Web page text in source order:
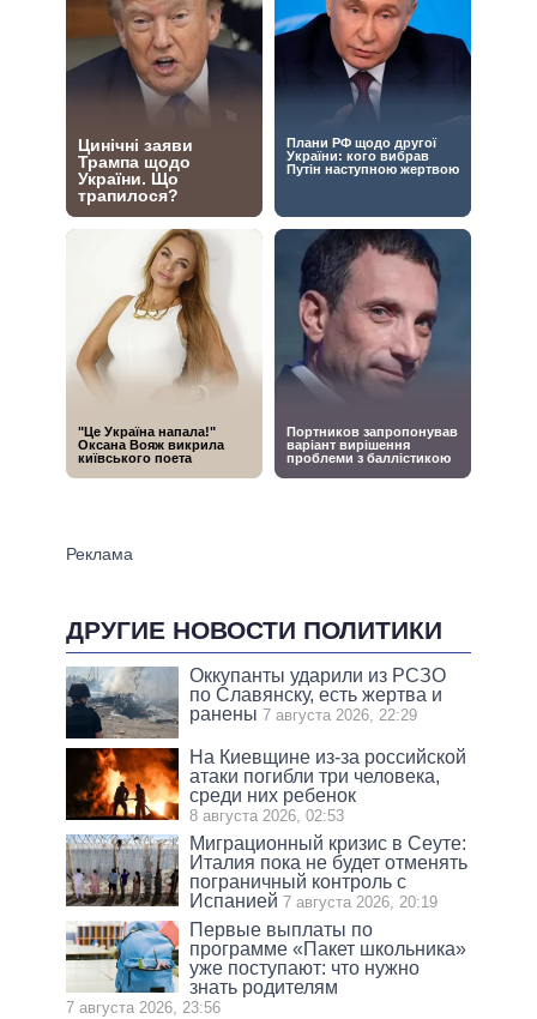
ДРУГИЕ НОВОСТИ ПОЛИТИКИ
Оккупанты ударили из РСЗО
по Славянску, есть жертва и
ранены 7 августа 2026, 22:29
На Киевщине из-за российской
атаки погибли три человека,
среди них ребенок
8 августа 2026, 02:53
Миграционный кризис в Сеуте:
Италия пока не будет отменять
пограничный контроль с
Испанией 7 августа 2026, 20:19
Первые выплаты по
программе «Пакет школьника»
уже поступают: что нужно
знать родителям
7 августа 2026, 23:56